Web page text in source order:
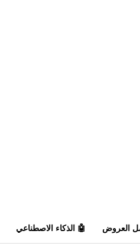
العروض 🤖 الذكاء الاصطناعي